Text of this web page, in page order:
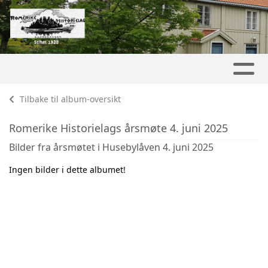
Tilbake til album-oversikt
Romerike Historielags årsmøte 4. juni 2025
Bilder fra årsmøtet i Husebylåven 4. juni 2025
Ingen bilder i dette albumet!